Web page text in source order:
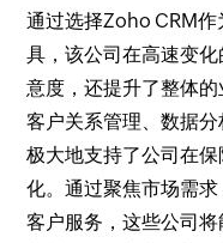
通过选择Zoho CRM作
具，该公司在高速变
意度，还提升了整体
客户关系管理、数据
极大地支持了公司在
化。通过聚焦市场需
客户服务，这些公司